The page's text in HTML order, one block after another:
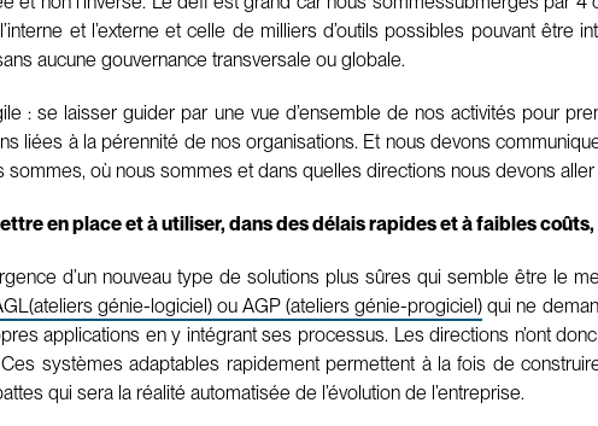
et l’externe et celle de milliers d’outils possibles pouvant
aucune gouvernance transversale ou globale.
: se laisser guider par une vue d’ensemble de nos activités pour
liées à la pérennité de nos organisations. Et nous devons
où nous sommes et dans quelles directions nous devons aller
en place et à utiliser, dans des délais rapides et à faibles
d’un nouveau type de solutions plus sûres qui semble être le
génie-logiciel) ou AGP (ateliers génie-progiciel) qui ne
applications en y intégrant ses processus. Les directions n’ont
systèmes adaptables rapidement permettent à la fois de
qui sera la réalité automatisée de l’évolution de l’entreprise.